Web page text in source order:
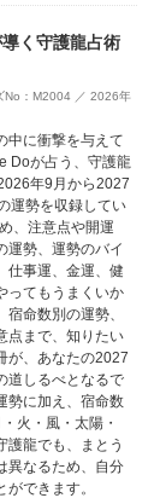
く守護龍占術
No：M2004 ／ 2026年
中に衝撃を与えて
Doが占う、守護龍
年9月から2027
運勢を収録してい
、注意点や開運
運勢、運勢のバイ
仕事運、金運、健
ってもうまくいか
命数別の運勢、
点まで、知りたい
が、あなたの2027
道しるべとなるで
勢に加え、宿命数
火・風・太陽・
護龍でも、まとう
異なるため、自分
できます。